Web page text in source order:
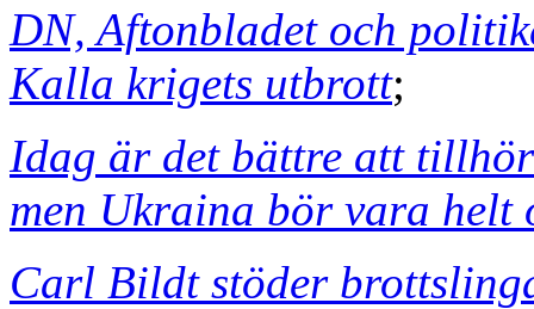
DN, Aftonbladet och
Kalla krigets utbrott;
Idag är det bättre att
men Ukraina bör vara helt
Carl Bildt stöder